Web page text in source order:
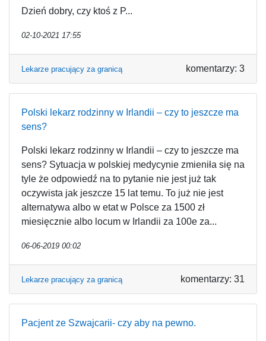
Dzień dobry, czy ktoś z P...
02-10-2021 17:55
Lekarze pracujący za granicą komentarzy: 3
Polski lekarz rodzinny w Irlandii – czy to jeszcze ma
sens?
Polski lekarz rodzinny w Irlandii – czy to jeszcze ma
sens? Sytuacja w polskiej medycynie zmieniła się na
tyle że odpowiedź na to pytanie nie jest już tak
oczywista jak jeszcze 15 lat temu. To już nie jest
alternatywa albo w etat w Polsce za 1500 zł
miesięcznie albo locum w Irlandii za 100e za...
06-06-2019 00:02
Lekarze pracujący za granicą komentarzy: 31
Pacjent ze Szwajcarii- czy aby na pewno.